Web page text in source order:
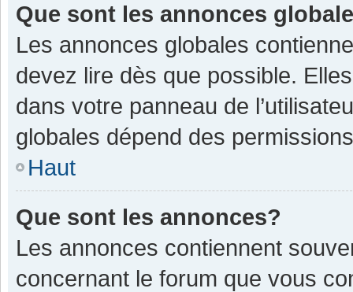
Que sont les annonces
Les annonces globales
devez lire dès que possible.
dans votre panneau de
globales dépend des
Haut
Que sont les annonces?
Les annonces contiennent
concernant le forum que vous